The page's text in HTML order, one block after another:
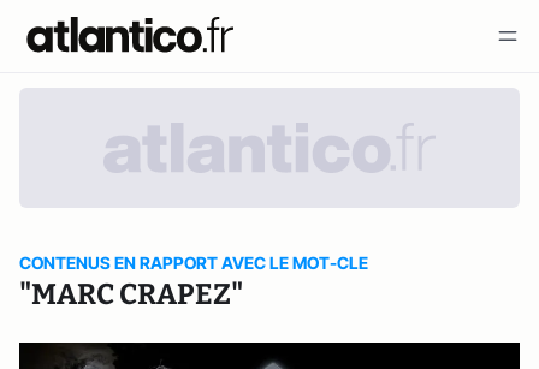
CONTENUS EN RAPPORT AVEC LE MOT-CLE
"MARC CRAPEZ"